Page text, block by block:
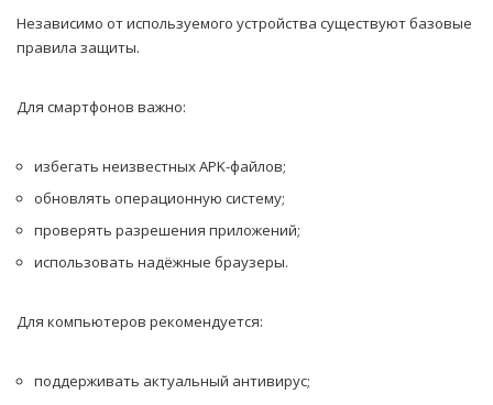
Независимо от используемого устройства существуют базовые
правила защиты.
Для смартфонов важно:
избегать неизвестных APK-файлов;
обновлять операционную систему;
проверять разрешения приложений;
использовать надёжные браузеры.
Для компьютеров рекомендуется:
поддерживать актуальный антивирус;